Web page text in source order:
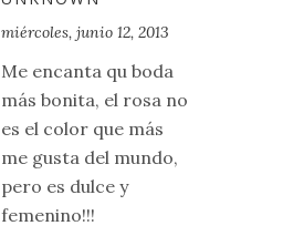
miércoles, junio 12, 2013
Me encanta qu boda
más bonita, el rosa no
es el color que más
me gusta del mundo,
pero es dulce y
femenino!!!